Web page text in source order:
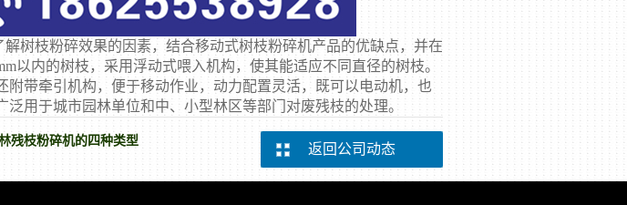
树枝粉碎效果的因素，结合移动式树枝粉碎机产品的优缺点，并在
以内的树枝，采用浮动式喂入机构，使其能适应不同直径的树枝。
带牵引机构，便于移动作业，动力配置灵活，既可以电动机，也
用于城市园林单位和中、小型林区等部门对废残枝的处理。
残枝粉碎机的四种类型
返回公司动态